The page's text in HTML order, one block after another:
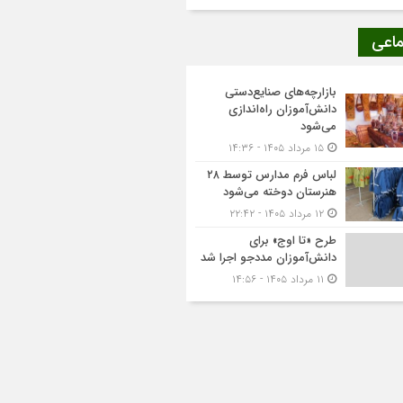
بازارچه‌های صنایع‌دستی
دانش‌آموزان راه‌اندازی
می‌شود
لباس فرم مدارس توسط ۲۸
هنرستان‌ دوخته می‌شود
طرح «تا اوج» برای
دانش‌آموزان مددجو اجرا شد